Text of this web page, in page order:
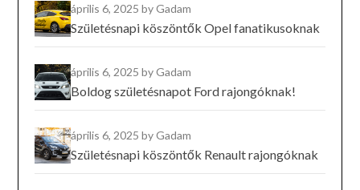
április 6, 2025by Gadam
Születésnapi köszöntők Opel fanatikusoknak
április 6, 2025by Gadam
Boldog születésnapot Ford rajongóknak!
április 6, 2025by Gadam
Születésnapi köszöntők Renault rajongóknak